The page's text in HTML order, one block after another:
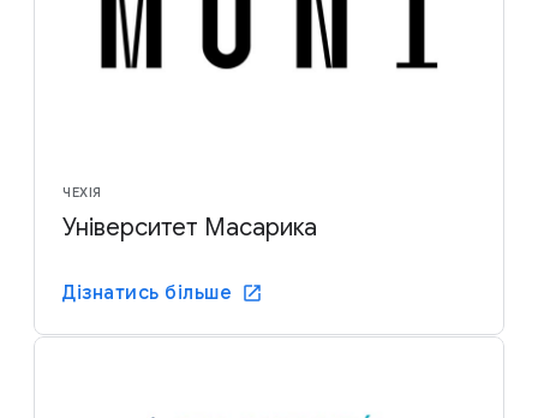
ЧЕХІЯ
Університет Масарика
Дізнатись більше